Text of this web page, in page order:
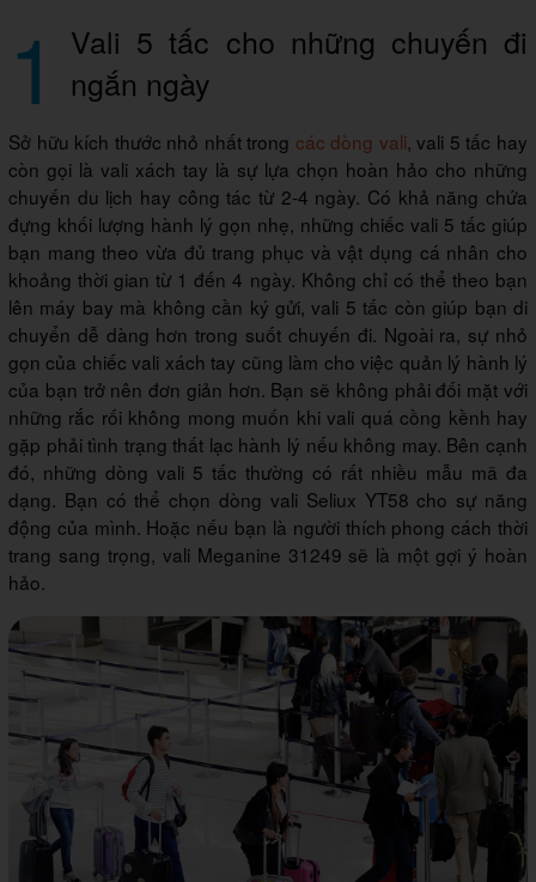
1
Vali 5 tấc cho những chuyến đi
ngắn ngày
Sở hữu kích thước nhỏ nhất trong các dòng vali, vali 5 tấc hay
còn gọi là vali xách tay là sự lựa chọn hoàn hảo cho những
chuyến du lịch hay công tác từ 2-4 ngày. Có khả năng chứa
đựng khối lượng hành lý gọn nhẹ, những chiếc vali 5 tấc giúp
bạn mang theo vừa đủ trang phục và vật dụng cá nhân cho
khoảng thời gian từ 1 đến 4 ngày. Không chỉ có thể theo bạn
lên máy bay mà không cần ký gửi, vali 5 tấc còn giúp bạn di
chuyển dễ dàng hơn trong suốt chuyến đi. Ngoài ra, sự nhỏ
gọn của chiếc vali xách tay cũng làm cho việc quản lý hành lý
của bạn trở nên đơn giản hơn. Bạn sẽ không phải đối mặt với
những rắc rối không mong muốn khi vali quá cồng kềnh hay
gặp phải tình trạng thất lạc hành lý nếu không may. Bên cạnh
đó, những dòng vali 5 tấc thường có rất nhiều mẫu mã đa
dạng. Bạn có thể chọn dòng vali Seliux YT58 cho sự năng
động của mình. Hoặc nếu bạn là người thích phong cách thời
trang sang trọng, vali Meganine 31249 sẽ là một gợi ý hoàn
hảo.